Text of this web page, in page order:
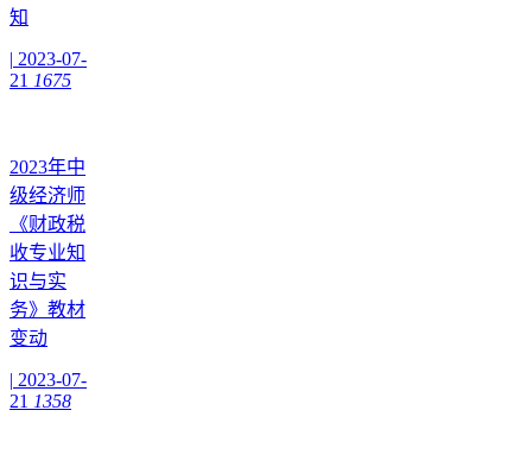
知
| 2023-07-
21 1675
2023年中
级经济师
《财政税
收专业知
识与实
务》教材
变动
| 2023-07-
21 1358